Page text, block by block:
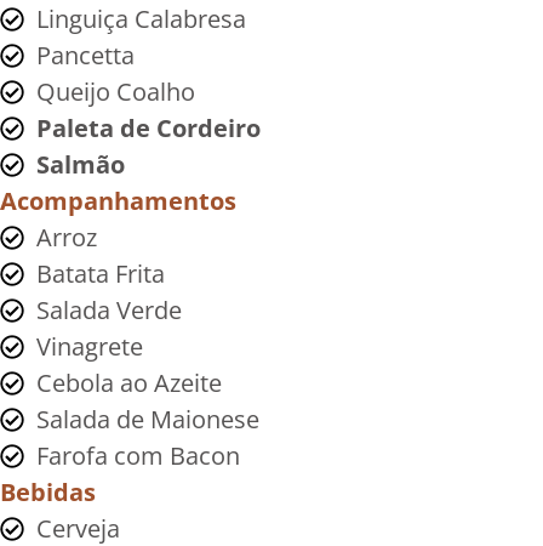
Linguiça Calabresa
Pancetta
Queijo Coalho
Paleta de Cordeiro
Salmão
Acompanhamentos
Arroz
Batata Frita
Salada Verde
Vinagrete
Cebola ao Azeite
Salada de Maionese
Farofa com Bacon
Bebidas
Cerveja